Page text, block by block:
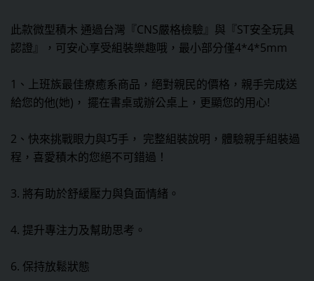
此款微型積木 通過台灣『CNS嚴格檢驗』與『ST安全玩具
認證』，可安心享受組裝樂趣哦，最小部分僅4*4*5mm
1、上班族最佳療癒系商品，絕對親民的價格，親手完成送
給您的他(她)， 擺在書桌或辦公桌上，更顯您的用心!
2、快來挑戰眼力與巧手， 完整組裝說明，體驗親手組裝過
程，喜愛積木的您絕不可錯過！
3. 將有助於舒緩壓力與負面情緒。
4. 提升專注力及幫助思考。
6. 保持放鬆狀態